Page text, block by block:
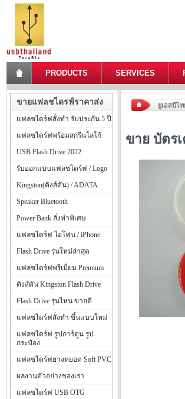
PRODUCTS SERVICES
ยูเอสบีไ
ขาย บัตร
ขายแฟลชไดรฟ์ราคาส่ง
แฟลชไดร์ฟสั่งทำ รับประกัน 5 ปี
แฟลชไดร์ฟพร้อมสกรีนโลโก้
USB Flash Drive 2022
รับออกแบบแฟลชไดร์ฟ / Logo
Kingston(คิงส์ตัน) / ADATA
Speaker Bluetooth
Power Bank สั่งทำพิเศษ
แฟลชไดร์ฟ ไอโฟน / iPhone
Flash Drive รุ่นใหม่ล่าสุด
แฟลชไดร์ฟพรีเมี่ยม Premium
คิงส์ตัน Kingston Flash Drive
Flash Drive รุ่นไหน ขายดี
แฟลชไดร์ฟสั่งทำ ขึ้นแบบใหม่
แฟลชไดร์ฟ รูปการ์ตูน รูป
กระป๋อง
แฟลชไดร์ฟยางหยอด Soft PVC
ผลงานตัวอย่างของเรา
แฟลชไดร์ฟ USB OTG